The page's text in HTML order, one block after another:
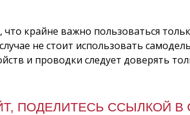
крайне важно пользоваться
не стоит использовать
и проводки следует доверять
ПОДЕЛИТЕСЬ ССЫЛКОЙ В